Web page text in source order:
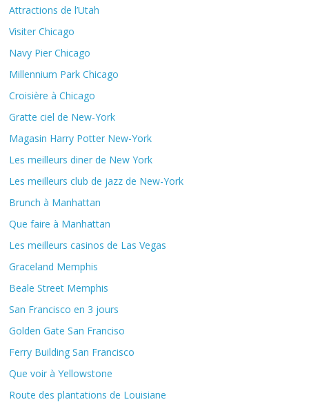
Attractions de l’Utah
Visiter Chicago
Navy Pier Chicago
Millennium Park Chicago
Croisière à Chicago
Gratte ciel de New-York
Magasin Harry Potter New-York
Les meilleurs diner de New York
Les meilleurs club de jazz de New-York
Brunch à Manhattan
Que faire à Manhattan
Les meilleurs casinos de Las Vegas
Graceland Memphis
Beale Street Memphis
San Francisco en 3 jours
Golden Gate San Franciso
Ferry Building San Francisco
Que voir à Yellowstone
Route des plantations de Louisiane